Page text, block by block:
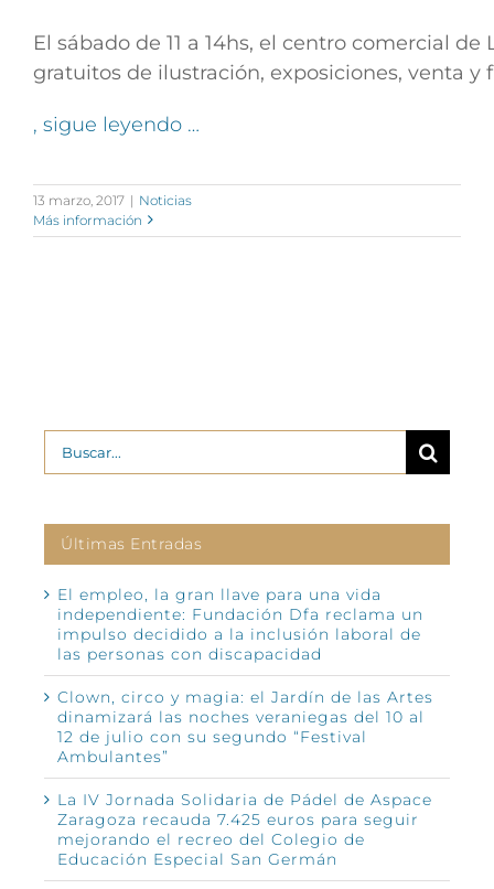
El sábado de 11 a 14hs, el centro comercial
gratuitos de ilustración, exposiciones, venta y
, sigue leyendo …
13 marzo, 2017 | Noticias
Más información
Buscar:
Últimas Entradas
El empleo, la gran llave para una vida
independiente: Fundación Dfa reclama un
impulso decidido a la inclusión laboral de
las personas con discapacidad
Clown, circo y magia: el Jardín de las Artes
dinamizará las noches veraniegas del 10 al
12 de julio con su segundo “Festival
Ambulantes”
La IV Jornada Solidaria de Pádel de Aspace
Zaragoza recauda 7.425 euros para seguir
mejorando el recreo del Colegio de
Educación Especial San Germán